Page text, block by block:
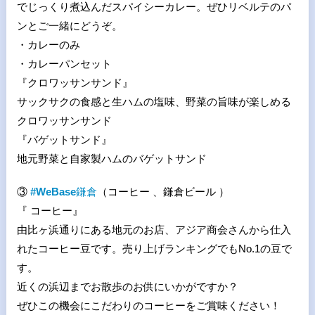
でじっくり煮込んだスパイシーカレー。ぜひリベルテのパ
ンとご一緒にどうぞ。
・カレーのみ
・カレーパンセット
『クロワッサンサンド』
サックサクの食感と生ハムの塩味、野菜の旨味が楽しめる
クロワッサンサンド
『バゲットサンド』
地元野菜と自家製ハムのバゲットサンド
③ #WeBase鎌倉 （コーヒー 、鎌倉ビール ）
『 コーヒー』
由比ヶ浜通りにある地元のお店、アジア商会さんから仕入
れたコーヒー豆です。売り上げランキングでもNo.1の豆で
す。
近くの浜辺までお散歩のお供にいかがですか？
ぜひこの機会にこだわりのコーヒーをご賞味ください！